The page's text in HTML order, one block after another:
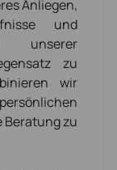
Anliegen,
und
unserer
zu
wir
Beratung zu